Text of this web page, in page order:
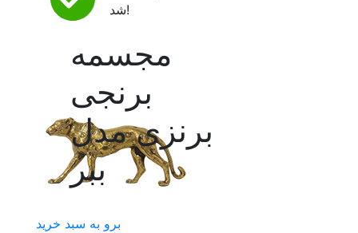
شد!
مجسمه
برنجی
برنزی مدل
ببر
برو به سبد خرید